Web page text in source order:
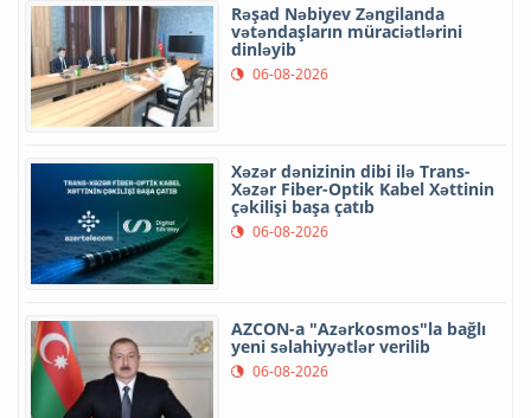
Rəşad Nəbiyev Zəngilanda
vətəndaşların müraciətlərini
dinləyib
06-08-2026
Xəzər dənizinin dibi ilə Trans-
Xəzər Fiber-Optik Kabel Xəttinin
çəkilişi başa çatıb
06-08-2026
AZCON-a "Azərkosmos"la bağlı
yeni səlahiyyətlər verilib
06-08-2026